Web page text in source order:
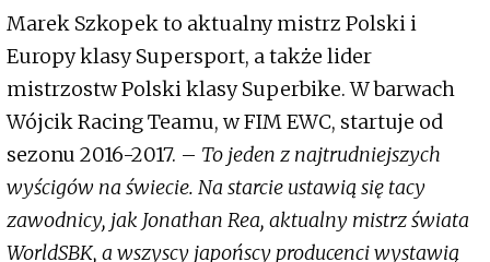
Marek Szkopek to aktualny mistrz Polski i
Europy klasy Supersport, a także lider
mistrzostw Polski klasy Superbike. W barwach
Wójcik Racing Teamu, w FIM EWC, startuje od
sezonu 2016-2017. – To jeden z najtrudniejszych
wyścigów na świecie. Na starcie ustawią się tacy
zawodnicy, jak Jonathan Rea, aktualny mistrz świata
WorldSBK, a wszyscy japońscy producenci wystawią